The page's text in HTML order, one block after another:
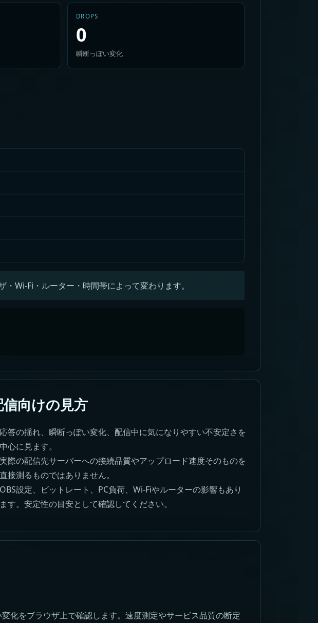
DROPS
0
瞬断っぽい変化
Wi-Fi・ルーター・時間帯によって変わります。
信向けの見方
応答の揺れ、瞬断っぽい変化、配信中に気になりやすい不安定さを
中心に見ます。
実際の配信先サーバーへの接続品質やアップロード速度そのものを
直接測るものではありません。
OBS設定、ビットレート、PC負荷、Wi-Fiやルーターの影響もあり
ます。安定性の目安として確認してください。
化をブラウザ上で確認します。速度測定やサービス品質の断定